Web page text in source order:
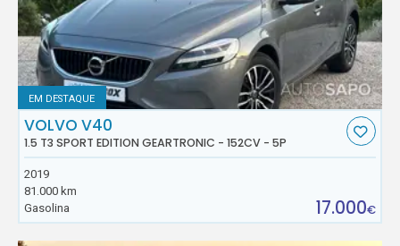
EM DESTAQUE
VOLVO V40
1.5 T3 SPORT EDITION GEARTRONIC - 152CV - 5P
2019
81.000 km
Gasolina
17.000€